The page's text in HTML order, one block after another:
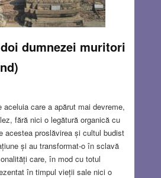
dumnezei muritori
care a apărut mai devreme,
fără nici o legătură organică cu
acestea proslăvirea și cultul budist
și au transformat-o în sclavă
care, în mod cu totul
în timpul vieții sale nici o